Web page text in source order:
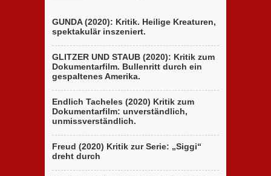
GUNDA (2020): Kritik. Heilige Kreaturen,
spektakulär inszeniert.
GLITZER UND STAUB (2020): Kritik zum
Dokumentarfilm. Bullenritt durch ein
gespaltenes Amerika.
Endlich Tacheles (2020) Kritik zum
Dokumentarfilm: unverständlich,
unmissverständlich.
Freud (2020) Kritik zur Serie: „Siggi“
dreht durch